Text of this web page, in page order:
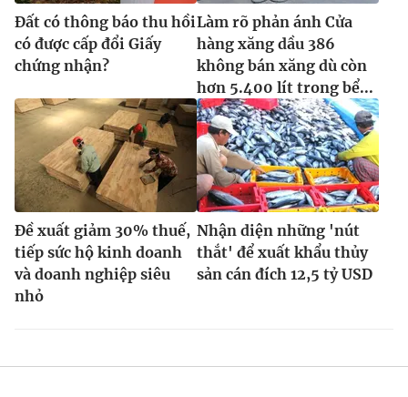
Đất có thông báo thu hồi
có được cấp đổi Giấy
chứng nhận?
Làm rõ phản ánh Cửa
hàng xăng dầu 386
không bán xăng dù còn
hơn 5.400 lít trong bể...
Đề xuất giảm 30% thuế,
tiếp sức hộ kinh doanh
và doanh nghiệp siêu
nhỏ
Nhận diện những 'nút
thắt' để xuất khẩu thủy
sản cán đích 12,5 tỷ USD